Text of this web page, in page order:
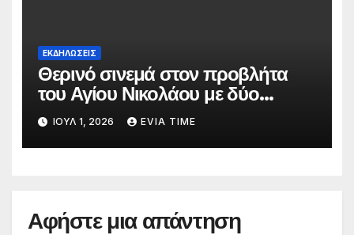
ΕΚΔΗΛΩΣΕΙΣ
Θερινό σινεμά στον προβλήτα
του Αγίου Νικολάου με δύο
οικογενειακές ταινίες
ΙΟΎΛ 1, 2026 EVIA TIME
Αφήστε μια απάντηση